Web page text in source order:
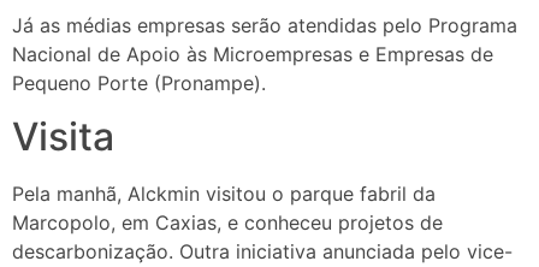
Já as médias empresas serão atendidas pelo Programa
Nacional de Apoio às Microempresas e Empresas de
Pequeno Porte (Pronampe).
Visita
Pela manhã, Alckmin visitou o parque fabril da
Marcopolo, em Caxias, e conheceu projetos de
descarbonização. Outra iniciativa anunciada pelo vice-